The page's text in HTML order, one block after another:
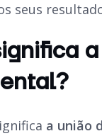
seus
a união